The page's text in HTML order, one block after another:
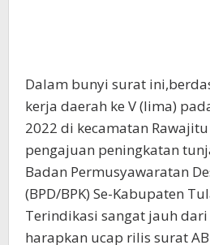
Dalam bunyi surat
kerja daerah ke V (lima)
2022 di kecamatan
pengajuan peningkatan
Badan Permusyawaratan
(BPD/BPK) Se-Kabupaten
Terindikasi sangat jauh
harapkan ucap rilis surat